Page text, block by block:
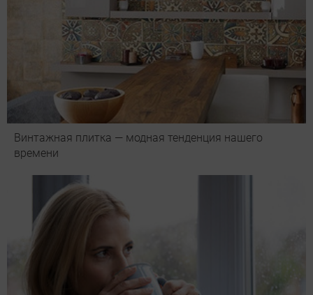
Винтажная плитка — модная тенденция нашего
времени